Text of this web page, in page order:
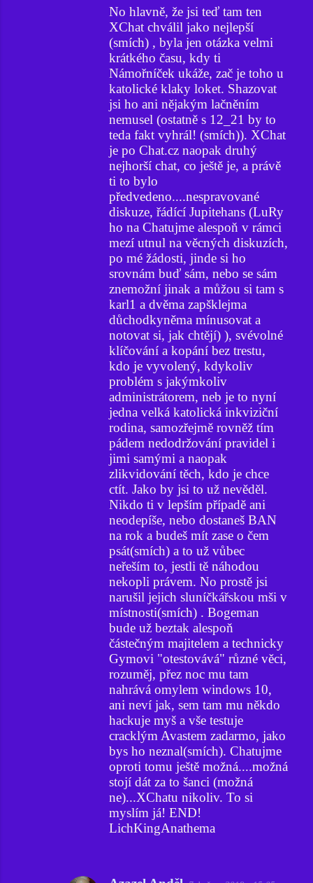
No hlavně, že jsi teď tam ten
XChat chválil jako nejlepší
(smích) , byla jen otázka velmi
krátkého času, kdy ti
Námořníček ukáže, zač je toho u
katolické klaky loket. Shazovat
jsi ho ani nějakým lačněním
nemusel (ostatně s 12_21 by to
teda fakt vyhrál! (smích)). XChat
je po Chat.cz naopak druhý
nejhorší chat, co ještě je, a právě
ti to bylo
předvedeno....nespravované
diskuze, řádící Jupitehans (LuRy
ho na Chatujme alespoň v rámci
mezí utnul na věcných diskuzích,
po mé žádosti, jinde si ho
srovnám buď sám, nebo se sám
znemožní jinak a můžou si tam s
karl1 a dvěma zapšklejma
důchodkyněma mínusovat a
notovat si, jak chtějí) ), svévolné
klíčování a kopání bez trestu,
kdo je vyvolený, kdykoliv
problém s jakýmkoliv
administrátorem, neb je to nyní
jedna velká katolická inkviziční
rodina, samozřejmě rovněž tím
pádem nedodržování pravidel i
jimi samými a naopak
zlikvidování těch, kdo je chce
ctít. Jako by jsi to už nevěděl.
Nikdo ti v lepším případě ani
neodepíše, nebo dostaneš BAN
na rok a budeš mít zase o čem
psát(smích) a to už vůbec
neřeším to, jestli tě náhodou
nekopli právem. No prostě jsi
narušil jejich sluníčkářskou mši v
místnosti(smích) . Bogeman
bude už beztak alespoň
částečným majitelem a technicky
Gymovi "otestovává" různé věci,
rozuměj, přez noc mu tam
nahrává omylem windows 10,
ani neví jak, sem tam mu někdo
hackuje myš a vše testuje
cracklým Avastem zadarmo, jako
bys ho neznal(smích). Chatujme
oproti tomu ještě možná....možná
stojí dát za to šanci (možná
ne)...XChatu nikoliv. To si
myslím já! END!
LichKingAnathema